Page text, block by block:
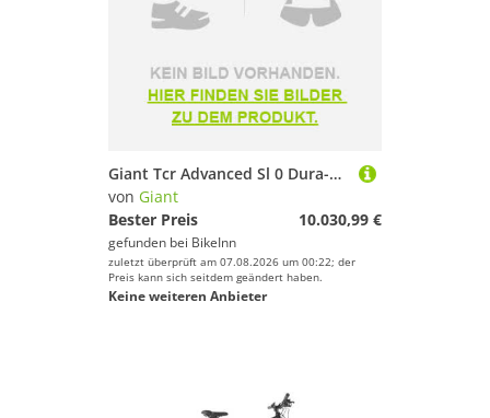
Giant Tcr Advanced Sl 0 Dura-ace Di2 2026 Road Bike Blau ML
von Giant
Bester Preis
10.030,99 €
gefunden bei BikeInn
zuletzt überprüft am 07.08.2026 um 00:22; der
Preis kann sich seitdem geändert haben.
Keine weiteren Anbieter